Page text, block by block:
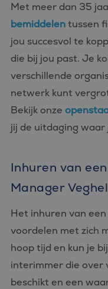
Met meer dan 35
bemiddelentussen
jou succesvol te
die bij jou past. Je
verschillende
netwerk kunt
Bekijk onze
jij de uitdaging waar
Inhuren van
Manager Veghel
Het inhuren van
voordelen met zich
hoop tijd en kun je
interimmer die over
beschikt en een